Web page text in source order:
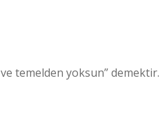
temelden yoksun” demektir.